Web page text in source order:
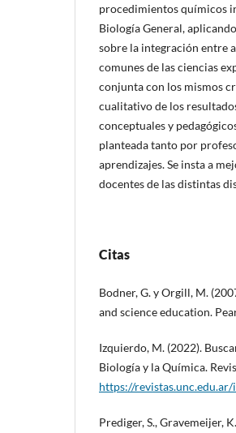
procedimientos químicos
Biología General,
sobre la integración entre
comunes de las ciencias
conjunta con los mismos
cualitativo de los
conceptuales y
planteada tanto por
aprendizajes. Se insta a
docentes de las distintas
Citas
Bodner, G. y Orgill, M.
and science education.
Izquierdo, M. (2022).
Biología y la Química.
https://
Prediger, S., Gravemeijer,